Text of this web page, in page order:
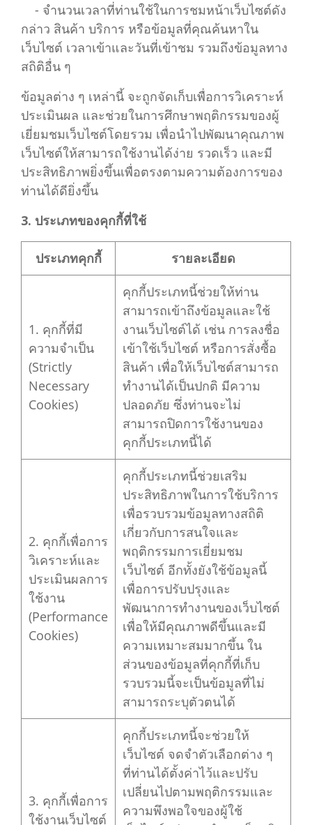
- จำนวนเวลาที่ท่านใช้ในการชมหน้าเว็บไซต์ดัง
กล่าว สินค้า บริการ หรือข้อมูลที่คุณค้นหาใน
เว็บไซต์ เวลาเข้าและวันที่เข้าชม รวมถึงข้อมูลทาง
สถิติอื่น ๆ
ข้อมูลต่าง ๆ เหล่านี้ จะถูกจัดเก็บเพื่อการวิเคราะห์
ประเมินผล และช่วยในการศึกษาพฤติกรรมของผู้
เยี่ยมชมเว็บไซต์โดยรวม เพื่อนำไปพัฒนาคุณภาพ
เว็บไซต์ให้สามารถใช้งานได้ง่าย รวดเร็ว และมี
ประสิทธิภาพยิ่งขึ้นเพื่อตรงตามความต้องการของ
ท่านได้ดียิ่งขึ้น
3. ประเภทของคุกกี้ที่ใช้
ประเภทคุกกี้ รายละเอียด
1. คุกกี้ที่มี
ความจำเป็น
(Strictly
Necessary
Cookies)
คุกกี้ประเภทนี้ช่วยให้ท่าน
สามารถเข้าถึงข้อมูลและใช้
งานเว็บไซต์ได้ เช่น การลงชื่อ
เข้าใช้เว็บไซต์ หรือการสั่งซื้อ
สินค้า เพื่อให้เว็บไซต์สามารถ
ทำงานได้เป็นปกติ มีความ
ปลอดภัย ซึ่งท่านจะไม่
สามารถปิดการใช้งานของ
คุกกี้ประเภทนี้ได้
2. คุกกี้เพื่อการ
วิเคราะห์และ
ประเมินผลการ
ใช้งาน
(Performance
Cookies)
คุกกี้ประเภทนี้ช่วยเสริม
ประสิทธิภาพในการใช้บริการ
เพื่อรวบรวมข้อมูลทางสถิติ
เกี่ยวกับการสนใจและ
พฤติกรรมการเยี่ยมชม
เว็บไซต์ อีกทั้งยังใช้ข้อมูลนี้
เพื่อการปรับปรุงและ
พัฒนาการทำงานของเว็บไซต์
เพื่อให้มีคุณภาพดีขึ้นและมี
ความเหมาะสมมากขึ้น ใน
ส่วนของข้อมูลที่คุกกี้ที่เก็บ
รวบรวมนี้จะเป็นข้อมูลที่ไม่
สามารถระบุตัวตนได้
3. คุกกี้เพื่อการ
ใช้งานเว็บไซต์
คุกกี้ประเภทนี้จะช่วยให้
เว็บไซต์ จดจำตัวเลือกต่าง ๆ
ที่ท่านได้ตั้งค่าไว้และปรับ
เปลี่ยนไปตามพฤติกรรมและ
ความพึงพอใจของผู้ใช้